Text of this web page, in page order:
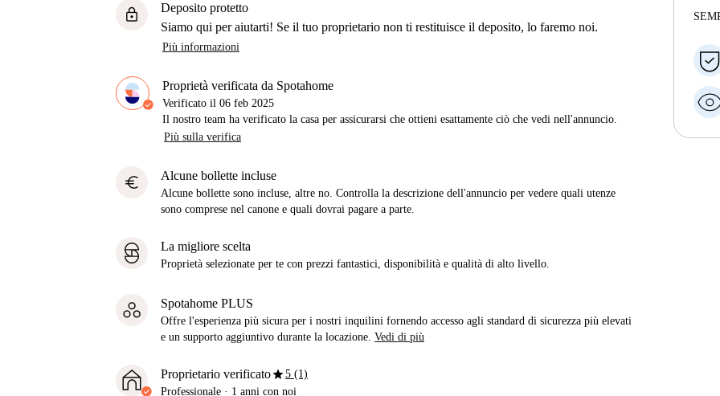
lock
Deposito protetto
Siamo qui per aiutarti! Se il tuo proprietario non ti restituisce il deposito, lo faremo noi.
Più informazioni
Proprietà verificata da Spotahome
Verificato il 06 feb 2025
Il nostro team ha verificato la casa per assicurarsi che ottieni esattamente ciò che vedi nell'annuncio.
Più sulla verifica
euro Alcune bollette incluse
Alcune bollette sono incluse, altre no. Controlla la descrizione dell'annuncio per vedere quali utenze
sono comprese nel canone e quali dovrai pagare a parte.
La migliore scelta
Proprietà selezionate per te con prezzi fantastici, disponibilità e qualità di alto livello.
Spotahome PLUS
Offre l'esperienza più sicura per i nostri inquilini fornendo accesso agli standard di sicurezza più elevati
e un supporto aggiuntivo durante la locazione. Vedi di più
Proprietario verificatostar5 (1)
Professionale · 1 anni con noi